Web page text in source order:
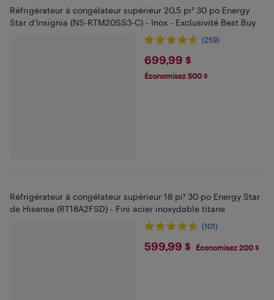
Réfrigérateur à congélateur supérieur 20,5 pi³ 30 po Energy
Star d'Insignia (NS-RTM20SS3-C) - Inox - Exclusivité Best Buy
(259)
$699.99
699,99 $
Économisez 500 $
Réfrigérateur à congélateur supérieur 18 pi³ 30 po Energy Star
de Hisense (RT18A2FSD) - Fini acier inoxydable titane
(101)
$599.99
599,99 $ Économisez 200 $